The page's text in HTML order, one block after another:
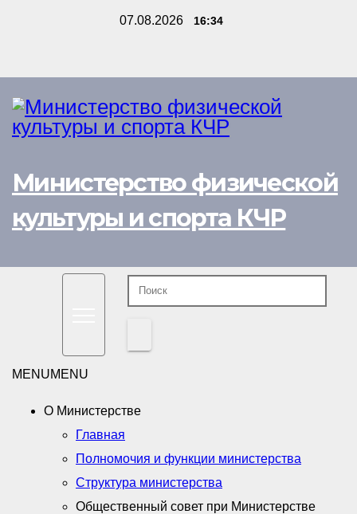
07.08.2026 16:34
Министерство физической
культуры и спорта КЧР
MENUMENU
О Министерстве
Главная
Полномочия и функции министерства
Структура министерства
Общественный совет при Министерстве